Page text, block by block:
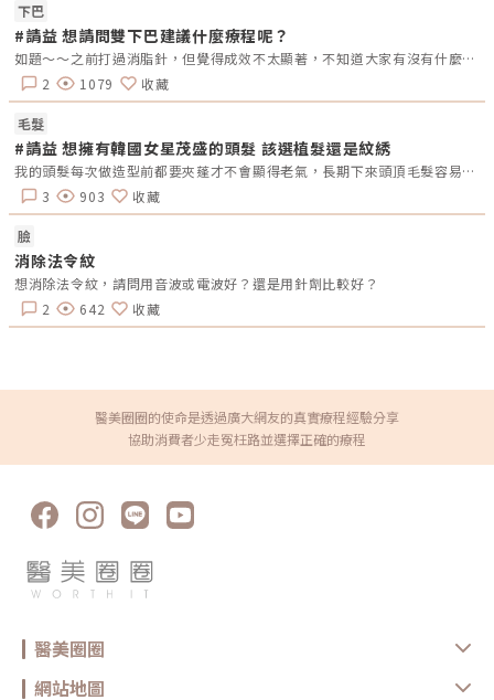
整張臉紅通通，過多的熱能累積在肌膚，黑色素就會被激活，很容易造成
「除斑不成還反黑」的下場。而且皮下出血會產生「血鐵質」，代謝速度是
非常非常慢的，長時間下來的沉積，還會讓皮膚顯得蠟黃、黯淡無光！所以
施打皮秒雷射時，應該將能量穩定拿捏，且每一次皮秒雷射療程都需要根據
肌膚及實際狀況調整，並不是打越重，術後越紅、越花，打到皮下出血才有
效。皮秒雷射多久看到效果？修復期多長？｜醫師術前評估影響皮秒效果皮
秒雷射術後效果的好壞，從一開始醫生判定肌膚狀況開始就很重要。鄭黃中
宇醫師解釋，雖然斑點從表面看起來都很相似，卻可以細分成深層斑、淺層
斑、混合斑等不同種類，每一種斑點的形狀、大小、好發部位，甚至黑色素
所在的深度都不一樣，醫生必須具備足夠專業的知識和治療經驗，才能精準
判定問題，並擬定適合的皮秒雷射治療方案。而鄭黃中宇醫師不只具備了長
達10多年的斑點雷射治療經驗，甯寓美學診所更配有先進的「Vectra H2
3D照相機」輔助，結合專業醫師，讓整體術前評估更精準。（圖／甯寓美
學診所-鄭黃中宇醫師提供）《點擊看完整文章介紹》文章轉載自「甯寓美
學診所-鄭黃中宇醫師專欄」
下巴
#請益 想請問雙下巴建議什麼療程呢？
如題～～之前打過消脂針，但覺得成效不太顯著，不知道大家有沒有什麼建議的療程呢？音波、電波？還是埋線呢？
2
1079 收藏
毛髮
#請益 想擁有韓國女星茂盛的頭髮 該選植髮還是紋綉
我的頭髮每次做造型前都要夾蓬才不會顯得老氣，長期下來頭頂毛髮容易損傷，長出來的短短細毛也容易又夾斷。怕頭髮落髮又不太敢綁馬尾，偶爾造型需要綁起來的時候，太陽穴上二側髮劑的空洞感也很困擾。有這樣困擾的女生請問都是怎麼用醫美處理的呢？想要一勞永逸不要再一直破壞毛髮了，才會想用醫美療程。補充一下如果平常都會染髮，紋髮會不會顏色很突兀呢？另外植髮後也是可以正常染髮嗎？以上都是一次療程可以完成的嗎？後續還要補色嗎？或是怎麼維持呢？
3
903 收藏
臉
消除法令紋
想消除法令紋，請問用音波或電波好？還是用針劑比較好？
2
642 收藏
醫美圈圈的使命是透過廣大網友的真實療程經驗分享
協助消費者少走冤枉路並選擇正確的療程
醫美圈圈
網站地圖